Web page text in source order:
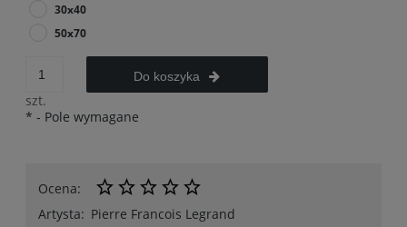
30x40
50x70
szt.
Do koszyka
* - Pole wymagane
Ocena:
Artysta: Pierre Francois Legrand